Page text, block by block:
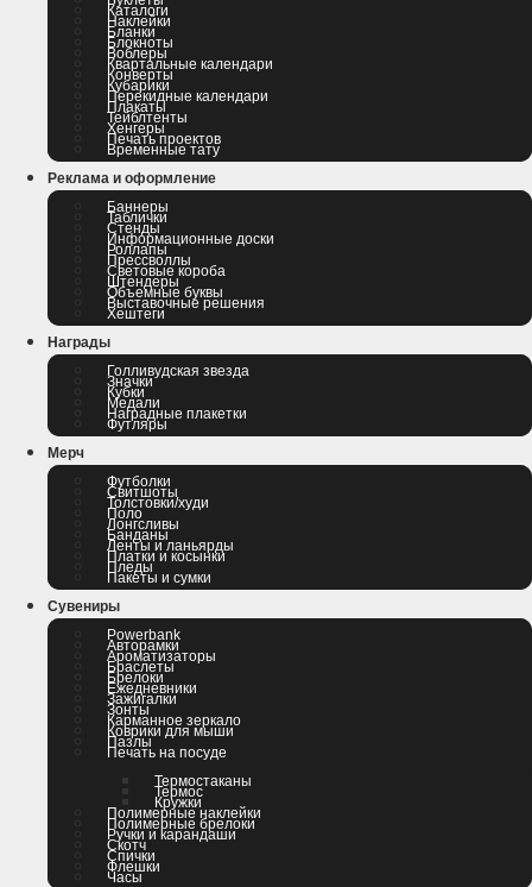
Каталоги
Наклейки
Бланки
Блокноты
Воблеры
Квартальные календари
Конверты
Кубарики
Перекидные календари
Плакаты
Тейблтенты
Хенгеры
Печать проектов
Временные тату
Реклама и оформление
Баннеры
Таблички
Стенды
Информационные доски
Роллапы
Прессволлы
Световые короба
Штендеры
Объемные буквы
Выставочные решения
Хештеги
Награды
Голливудская звезда
Значки
Кубки
Медали
Наградные плакетки
Футляры
Мерч
Футболки
Свитшоты
Толстовки/худи
Поло
Лонгсливы
Банданы
Ленты и ланьярды
Платки и косынки
Пледы
Пакеты и сумки
Сувениры
Powerbank
Авторамки
Ароматизаторы
Браслеты
Брелоки
Ежедневники
Зажигалки
Зонты
Карманное зеркало
Коврики для мыши
Пазлы
Печать на посуде
Термостаканы
Термос
Кружки
Полимерные наклейки
Полимерные брелоки
Ручки и карандаши
Скотч
Спички
Флешки
Часы